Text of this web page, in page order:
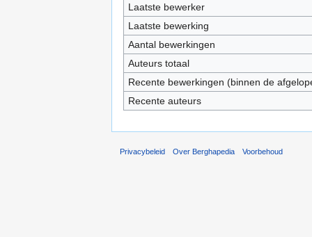
Laatste bewerker
Laatste bewerking
Aantal bewerkingen
Auteurs totaal
Recente bewerkingen (binnen de
Recente auteurs
Privacybeleid Over Berghapedia Voorbehoud